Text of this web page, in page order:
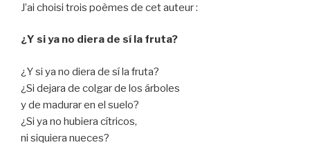
J’ai choisi trois poèmes de cet auteur :
¿Y si ya no diera de sí la fruta?
¿Y si ya no diera de sí la fruta?
¿Si dejara de colgar de los árboles
y de madurar en el suelo?
¿Si ya no hubiera cítricos,
ni siquiera nueces?